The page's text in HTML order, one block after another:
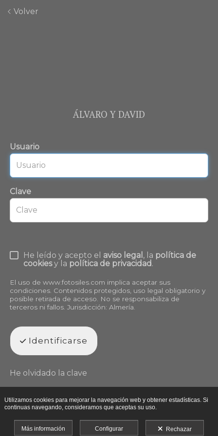
Volver
ÁLVARO Y DAVID
Usuario
Clave
He leído y acepto el aviso legal , la política de
cookiesy la política de privacidad.
El uso de www.fotosiles.com implica aceptar sus
condiciones. Contenidos protegidos, uso legal obligatorio y
posible retirada de acceso. No se responsabiliza de
terceros ni fallos. Jurisdicción: Almería.
Identificarse
He olvidado la clave
Utilizamos cookies para mejorar la navegación web y obtener estadísticas. Si
continuas navegando, consideramos que aceptas su uso.
Más información Configurar Rechazar